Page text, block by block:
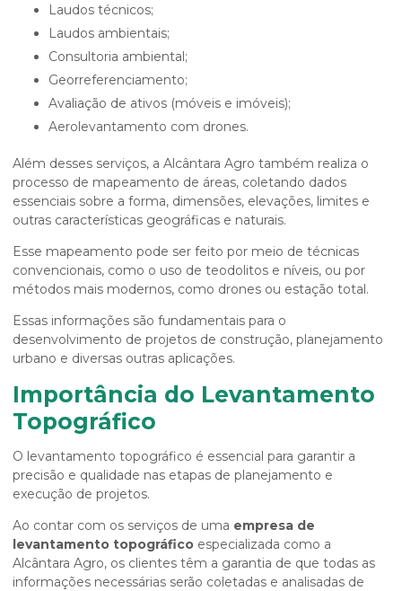
Laudos técnicos;
Laudos ambientais;
Consultoria ambiental;
Georreferenciamento;
Avaliação de ativos (móveis e imóveis);
Aerolevantamento com drones.
Além desses serviços, a Alcântara Agro também realiza o
processo de mapeamento de áreas, coletando dados
essenciais sobre a forma, dimensões, elevações, limites e
outras características geográficas e naturais.
Esse mapeamento pode ser feito por meio de técnicas
convencionais, como o uso de teodolitos e níveis, ou por
métodos mais modernos, como drones ou estação total.
Essas informações são fundamentais para o
desenvolvimento de projetos de construção, planejamento
urbano e diversas outras aplicações.
Importância do Levantamento
Topográfico
O levantamento topográfico é essencial para garantir a
precisão e qualidade nas etapas de planejamento e
execução de projetos.
Ao contar com os serviços de uma empresa de
levantamento topográfico especializada como a
Alcântara Agro, os clientes têm a garantia de que todas as
informações necessárias serão coletadas e analisadas de